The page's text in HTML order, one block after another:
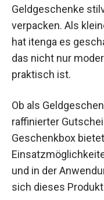
Geldgeschenke
verpacken. Als
hat itenga es
das nicht nur
praktisch ist.
Ob als
raffinierter
Geschenkbox
und in der
sich dieses